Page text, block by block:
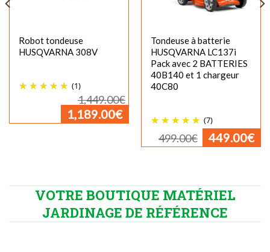
Robot tondeuse
HUSQVARNA 308V
(1)
1,449.00€ prix
1,189.00€ Le
actuel
1,189.00€.
Tondeuse à batterie
HUSQVARNA LC137i
Pack avec 2 BATTERIES
40B140 et 1 chargeur
40C80
(7)
499.00€ Le
prix
initial
449.00€ Le
VOTRE BOUTIQUE MATÉRIEL
JARDINAGE DE RÉFÉRENCE